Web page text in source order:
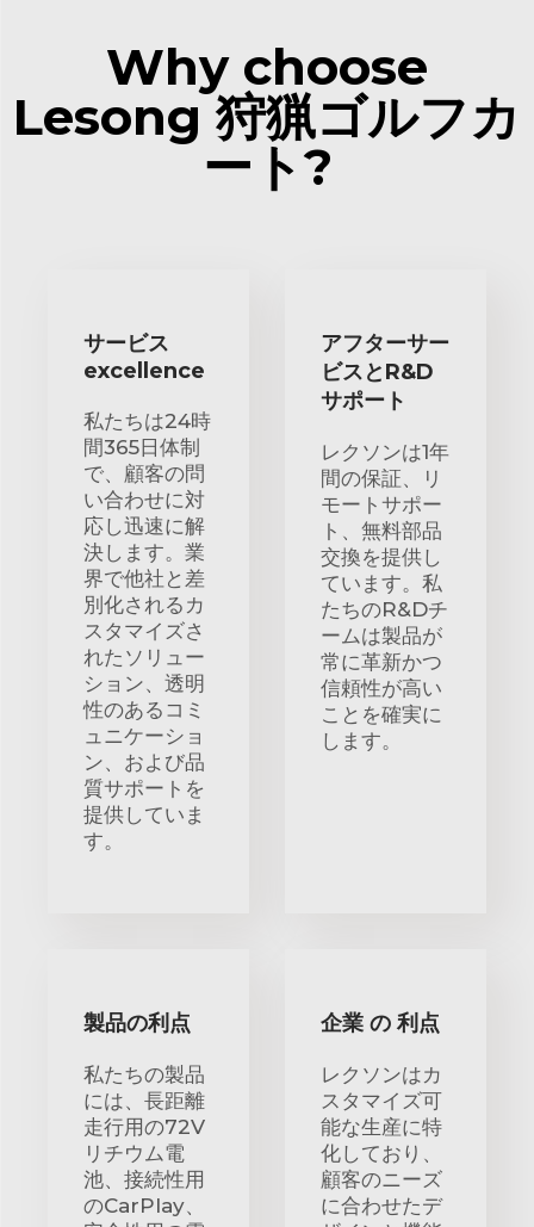
Why choose
Lesong 狩猟ゴルフカ
ート?
サービス
excellence
私たちは24時
間365日体制
で、顧客の問
い合わせに対
応し迅速に解
決します。業
界で他社と差
別化されるカ
スタマイズさ
れたソリュー
ション、透明
性のあるコミ
ュニケーショ
ン、および品
質サポートを
提供していま
す。
アフターサー
ビスとR&D
サポート
レクソンは1年
間の保証、リ
モートサポー
ト、無料部品
交換を提供し
ています。私
たちのR&Dチ
ームは製品が
常に革新かつ
信頼性が高い
ことを確実に
します。
製品の利点
私たちの製品
には、長距離
走行用の72V
リチウム電
池、接続性用
のCarPlay、
企業 の 利点
レクソンはカ
スタマイズ可
能な生産に特
化しており、
顧客のニーズ
に合わせたデ